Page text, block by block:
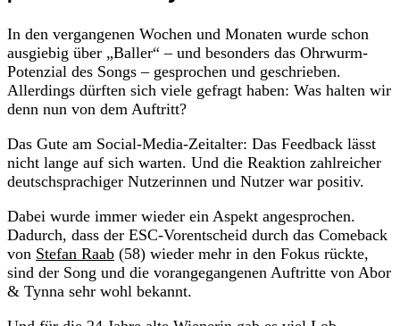
In den vergangenen Wochen und Monaten wurde schon
ausgiebig über „Baller“ – und besonders das Ohrwurm-
Potenzial des Songs – gesprochen und geschrieben.
Allerdings dürften sich viele gefragt haben: Was halten wir
denn nun von dem Auftritt?
Das Gute am Social-Media-Zeitalter: Das Feedback lässt
nicht lange auf sich warten. Und die Reaktion zahlreicher
deutschsprachiger Nutzerinnen und Nutzer war positiv.
Dabei wurde immer wieder ein Aspekt angesprochen.
Dadurch, dass der ESC-Vorentscheid durch das Comeback
von Stefan Raab (58) wieder mehr in den Fokus rückte,
sind der Song und die vorangegangenen Auftritte von Abor
& Tynna sehr wohl bekannt.